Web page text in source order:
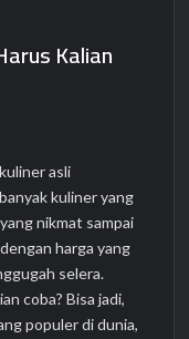
Kalian
asli
kuliner yang
nikmat sampai
harga yang
selera.
coba? Bisa jadi,
populer di dunia,